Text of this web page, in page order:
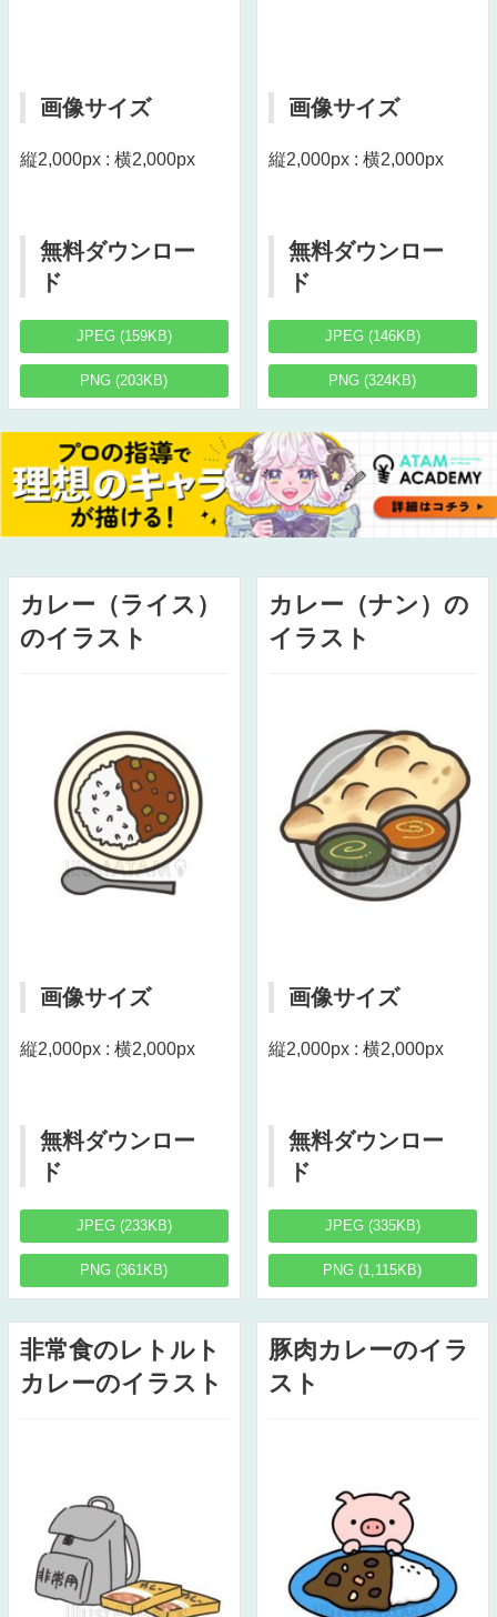
画像サイズ
縦2,000px : 横2,000px
無料ダウンロー
ド
JPEG (159KB)
PNG (203KB)
画像サイズ
縦2,000px : 横2,000px
無料ダウンロー
ド
JPEG (146KB)
PNG (324KB)
カレー（ライス）
のイラスト
画像サイズ
縦2,000px : 横2,000px
無料ダウンロー
ド
JPEG (233KB)
PNG (361KB)
カレー（ナン）の
イラスト
画像サイズ
縦2,000px : 横2,000px
無料ダウンロー
ド
JPEG (335KB)
PNG (1,115KB)
非常食のレトルト
カレーのイラスト
豚肉カレーのイラ
スト